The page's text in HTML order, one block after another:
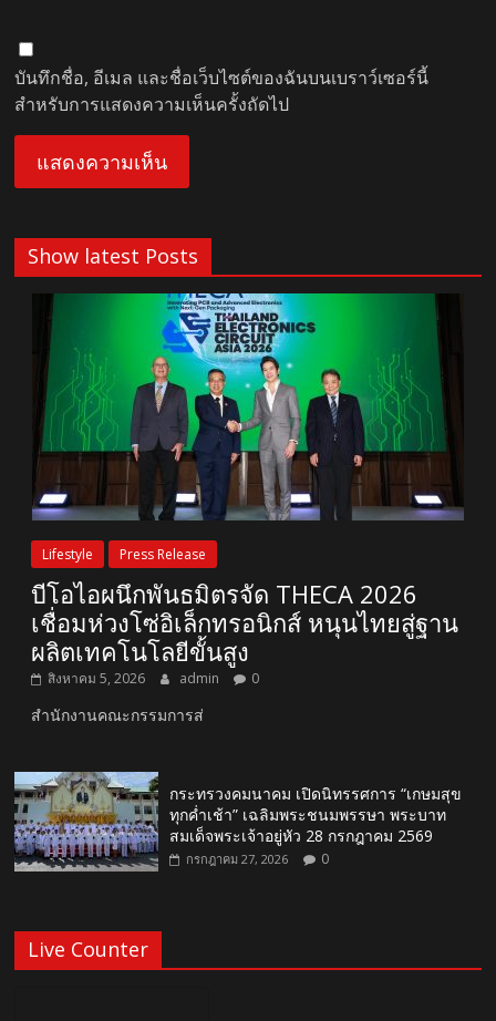
บันทึกชื่อ, อีเมล และชื่อเว็บไซต์ของฉันบนเบราว์เซอร์นี้
สำหรับการแสดงความเห็นครั้งถัดไป
Show latest Posts
Lifestyle Press Release
บีโอไอผนึกพันธมิตรจัด THECA 2026
เชื่อมห่วงโซ่อิเล็กทรอนิกส์ หนุนไทยสู่ฐาน
ผลิตเทคโนโลยีขั้นสูง
สิงหาคม 5, 2026 admin 0
สำนักงานคณะกรรมการส่
กระทรวงคมนาคม เปิดนิทรรศการ “เกษมสุข
ทุกค่ำเช้า” เฉลิมพระชนมพรรษา พระบาท
สมเด็จพระเจ้าอยู่หัว 28 กรกฎาคม 2569
กรกฎาคม 27, 2026 0
Live Counter